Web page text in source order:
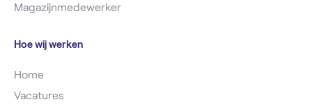
Magazijnmedewerker
Hoe wij werken
Home
Vacatures